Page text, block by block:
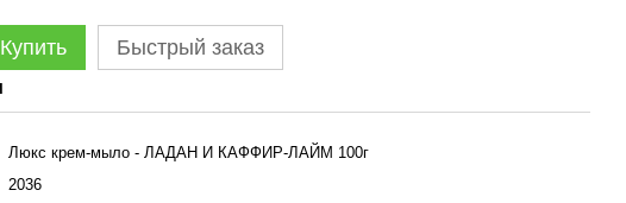
Купить Быстрый заказ
Люкс крем-мыло - ЛАДАН И КАФФИР-ЛАЙМ 100г
2036